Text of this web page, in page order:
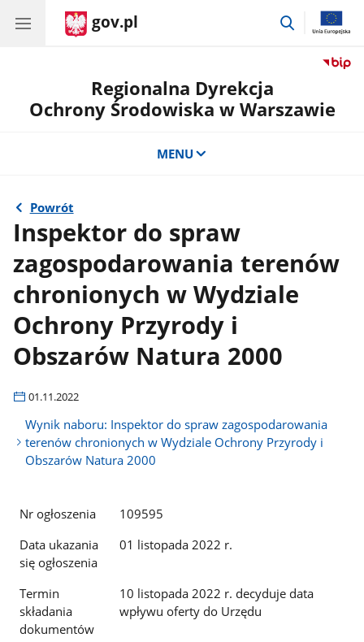
gov.pl
przejdź
Regionalna Dyrekcja
Ochrony Środowiska w Warszawie
MENU
Powrót
Inspektor do spraw
zagospodarowania terenów
chronionych w Wydziale
Ochrony Przyrody i
Obszarów Natura 2000
01.11.2022
Wynik naboru: Inspektor do spraw zagospodarowania
terenów chronionych w Wydziale Ochrony Przyrody i
Obszarów Natura 2000
Nr ogłoszenia
109595
Data ukazania
się ogłoszenia
01 listopada 2022 r.
Termin
składania
dokumentów
10 listopada 2022 r. decyduje data
wpływu oferty do Urzędu